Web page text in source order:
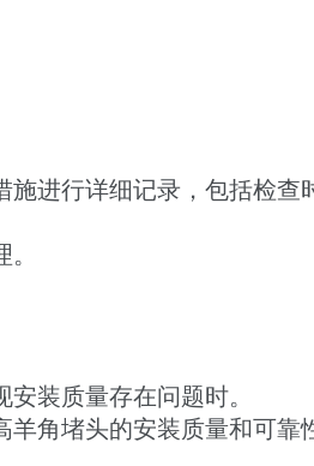
进行详细记录，包括检查
装质量存在问题时。
羊角堵头的安装质量和可靠